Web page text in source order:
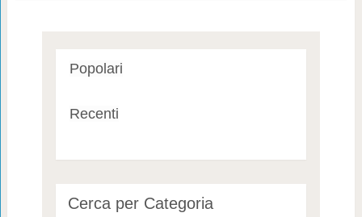
Popolari
Recenti
Cerca per Categoria